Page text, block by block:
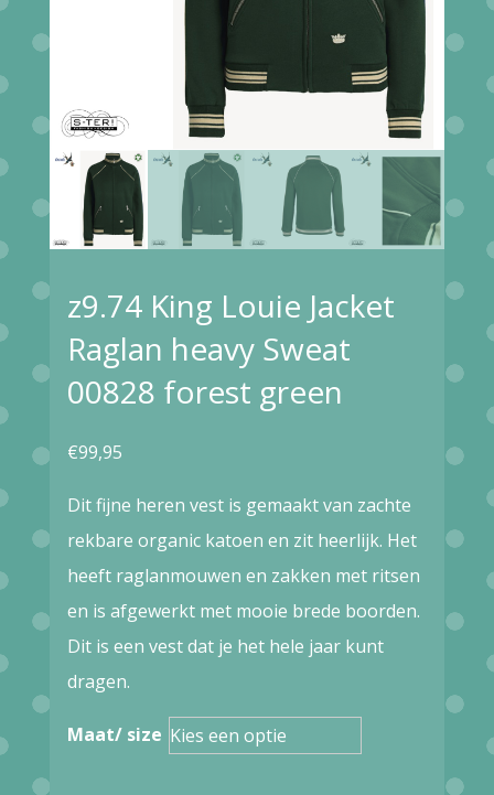
z9.74 King Louie Jacket
Raglan heavy Sweat
00828 forest green
€99,95
Dit fijne heren vest is gemaakt van zachte
rekbare organic katoen en zit heerlijk. Het
heeft raglanmouwen en zakken met ritsen
en is afgewerkt met mooie brede boorden.
Dit is een vest dat je het hele jaar kunt
dragen.
Maat/ size